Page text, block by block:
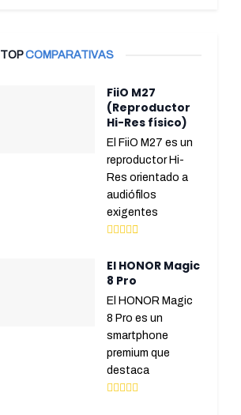
TOPCOMPARATIVAS
FiiO M27
(Reproductor
Hi-Res físico)
El FiiO M27 es un
reproductor Hi-
Res orientado a
audiófilos
exigentes
El HONOR Magic
8 Pro
El HONOR Magic
8 Pro es un
smartphone
premium que
destaca